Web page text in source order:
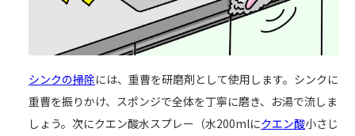
シンクの掃除には、重曹を研磨剤として使用します。シンクに
重曹を振りかけ、スポンジで全体を丁寧に磨き、お湯で流しま
しょう。次にクエン酸水スプレー（水200mlにクエン酸小さじ